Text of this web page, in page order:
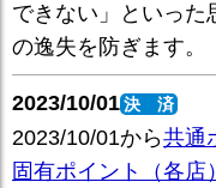
できない」といった
の逸失を防ぎます。
2023/10/01決 済
2023/10/01から共通
固有ポイント（各店